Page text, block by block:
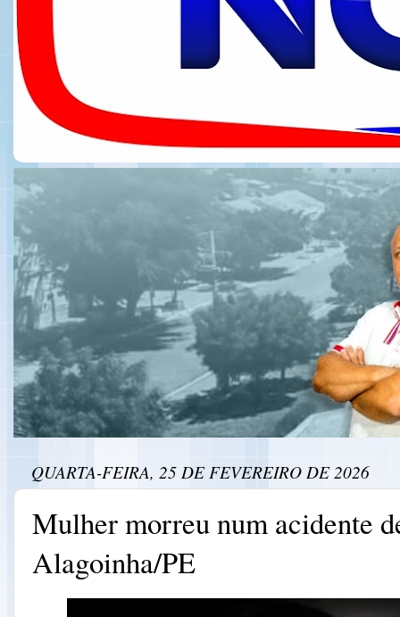
QUARTA-FEIRA, 25 DE FEVEREIRO DE 2026
Mulher morreu num acidente
Alagoinha/PE